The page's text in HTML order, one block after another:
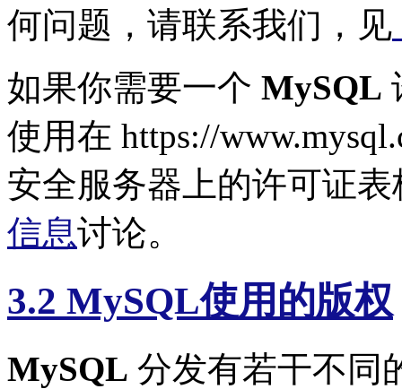
何问题，请联系我们，见
如果你需要一个 MySQL
使用在 https://
安全服务器上的许可证
信息讨论。
3.2 MySQL使用的版权
MySQL 分发有若干不同